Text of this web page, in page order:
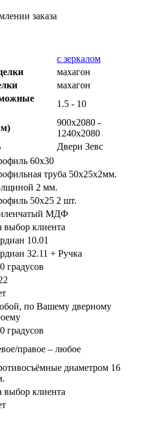
заказа
с зеркалом
махагон
махагон
1.5 - 10
900х2080 -
1240х2080
Двери Зевс
60х30
труба 50х25х2мм.
2 мм.
50х25 2 шт.
МДФ
выбор клиента
10.01
32.11 + Ручка
градусов
по Вашему дверному
градусов
правое – любое
диаметром 16
выбор клиента